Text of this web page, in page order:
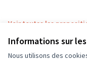
Informations sur
Nous utilisons des
Voir toutes les
Conditions d'utilisation